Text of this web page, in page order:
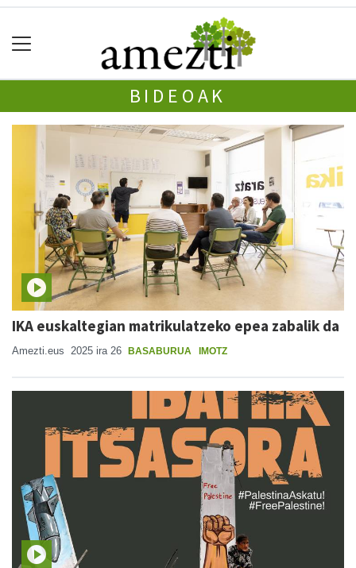
BIDEOAK
IKA euskaltegian matrikulatzeko epea zabalik da
Amezti.eus 2025 ira 26 BASABURUA IMOTZ